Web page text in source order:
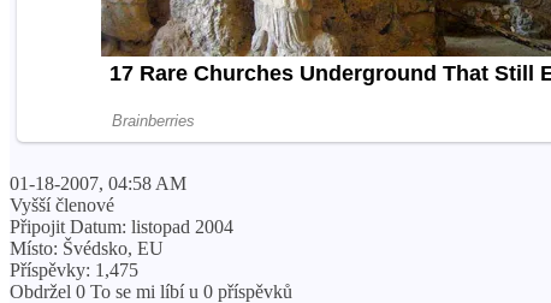
01-18-2007, 04:58 AM
Vyšší členové
Připojit Datum: listopad 2004
Místo: Švédsko, EU
Příspěvky: 1,475
Obdržel 0 To se mi líbí u 0 příspěvků